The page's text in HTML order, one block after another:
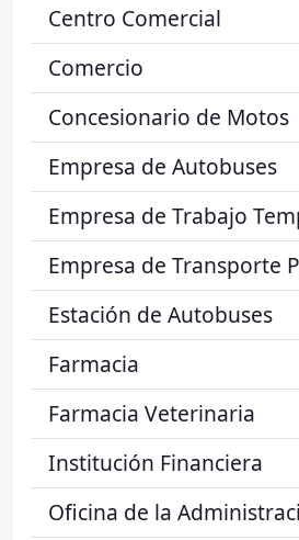
Centro Comercial
Comercio
Concesionario de Motos
Empresa de Autobuses
Empresa de Trabajo
Empresa de Transporte
Estación de Autobuses
Farmacia
Farmacia Veterinaria
Institución Financiera
Oficina de la